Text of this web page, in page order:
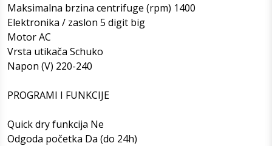
Maksimalna brzina centrifuge (rpm) 1400
Elektronika / zaslon 5 digit big
Motor AC
Vrsta utikača Schuko
Napon (V) 220-240
PROGRAMI I FUNKCIJE
Quick dry funkcija Ne
Odgoda početka Da (do 24h)